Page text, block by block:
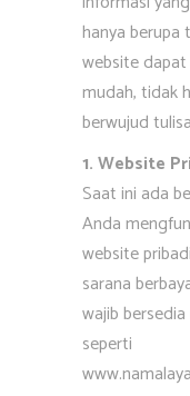
hanya berupa
website
mudah, tidak
berwujud
1. Website
Saat ini ada
Anda
website
sarana
wajib
seperti